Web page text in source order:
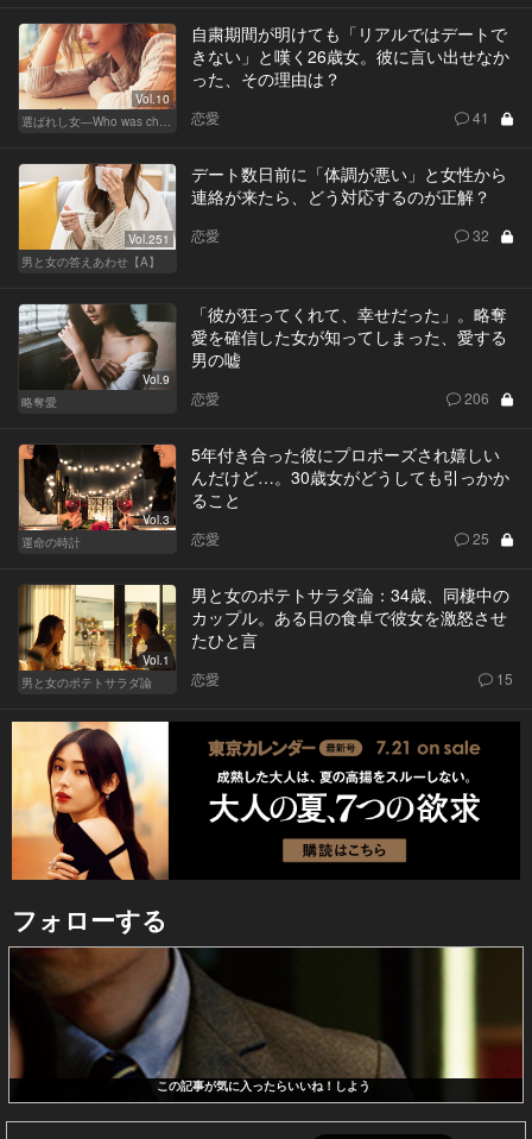
Vol.10
自粛期間が明けても「リアルではデートで
きない」と嘆く26歳女。彼に言い出せなか
った、その理由は？
恋愛 41
Vol.251
男と女の答えあわせ【A】
デート数日前に「体調が悪い」と女性から
連絡が来たら、どう対応するのが正解？
恋愛 32
Vol.9
略奪愛
「彼が狂ってくれて、幸せだった」。略奪
愛を確信した女が知ってしまった、愛する
男の嘘
恋愛 206
Vol.3
運命の時計
5年付き合った彼にプロポーズされ嬉しい
んだけど…。30歳女がどうしても引っかか
ること
恋愛 25
Vol.1
男と女のポテトサラダ論
男と女のポテトサラダ論：34歳、同棲中の
カップル。ある日の食卓で彼女を激怒させ
たひと言
恋愛 15
フォローする
この記事が気に入ったらいいね！しよう